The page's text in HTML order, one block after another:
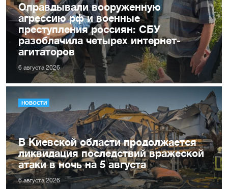
Оправдывали вооруженную
агрессию рф и военные
преступления россиян: СБУ
разоблачила четырех интернет-
агитаторов
6 августа 2026
НОВОСТИ
В Киевской области продолжается
ликвидация последствий вражеской
атаки в ночь на 5 августа
6 августа 2026